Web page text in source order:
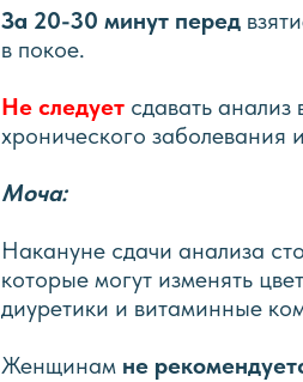
За 20-30 минут перед
в покое.
Не следует сдавать
хронического заболевания
Моча:
Накануне сдачи анализа
которые могут изменять
диуретики и витаминные
Женщинам не